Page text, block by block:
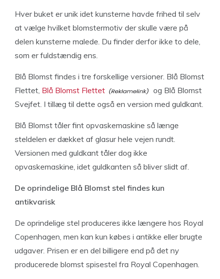
Hver buket er unik idet kunsterne havde frihed til selv
at vælge hvilket blomstermotiv der skulle være på
delen kunsterne malede. Du finder derfor ikke to dele,
som er fuldstændig ens.
Blå Blomst findes i tre forskellige versioner. Blå Blomst
Flettet, Blå Blomst Flettet
og Blå Blomst
Svejfet. I tillæg til dette også en version med guldkant.
Blå Blomst tåler fint opvaskemaskine så længe
steldelen er dækket af glasur hele vejen rundt.
Versionen med guldkant tåler dog ikke
opvaskemaskine, idet guldkanten så bliver slidt af.
De oprindelige Blå Blomst stel findes kun
antikvarisk
De oprindelige stel produceres ikke længere hos Royal
Copenhagen, men kan kun købes i antikke eller brugte
udgaver. Prisen er en del billigere end på det ny
producerede blomst spisestel fra Royal Copenhagen.